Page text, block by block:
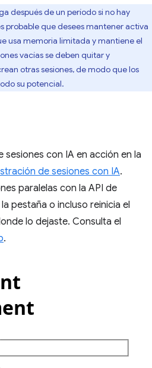
después de un período si no hay
probable que desees mantener activa
usa memoria limitada y mantiene el
vacías se deben quitar y
otras sesiones, de modo que los
su potencial.
sesiones con IA en acción en la
de sesiones con IA.
paralelas con la API de
pestaña o incluso reinicia el
lo dejaste. Consulta el
.